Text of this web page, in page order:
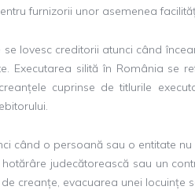
furnizorii unor asemenea
lovesc creditorii atunci când
Executarea silită în România se
cuprinse de titlurile
când o persoană sau o entitate
judecătorească sau un
creanțe, evacuarea unei locuințe